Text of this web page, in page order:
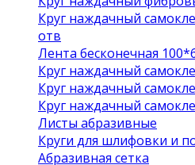
Круг наждачный
отв
Лента бесконечная
Круг наждачный
Круг наждачный
Круг наждачный
Листы абразивные
Круги для шлифовки и
Абразивная сетка